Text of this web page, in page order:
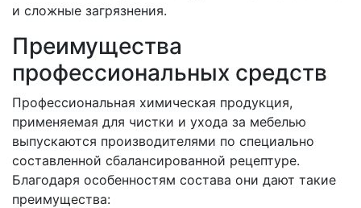
и сложные загрязнения.
Преимущества
профессиональных средств
Профессиональная химическая продукция,
применяемая для чистки и ухода за мебелью
выпускаются производителями по специально
составленной сбалансированной рецептуре.
Благодаря особенностям состава они дают такие
преимущества: